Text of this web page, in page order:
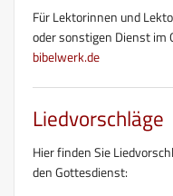
Für Lektorinnen und
oder sonstigen Dienst im
bibelwerk.de
Liedvorschläge
Hier finden Sie
den Gottesdienst: